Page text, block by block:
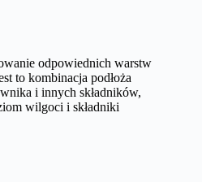
odpowiednich warstw
to kombinacja podłoża
i innych składników,
wilgoci i składniki